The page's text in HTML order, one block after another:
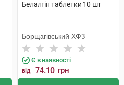
Белалгін таблетки 10 шт
Борщагівський ХФЗ
Є в наявності
від 74.10 грн